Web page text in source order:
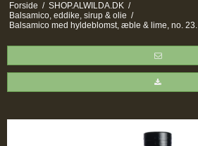
Forside / SHOP.ALWILDA.DK /
Balsamico, eddike, sirup & olie /
Balsamico med hyldeblomst, æble & lime, no. 23.